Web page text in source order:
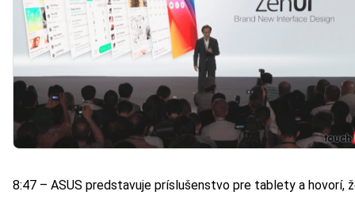
8:47 – ASUS predstavuje príslušenstvo pre tablety a hovorí,